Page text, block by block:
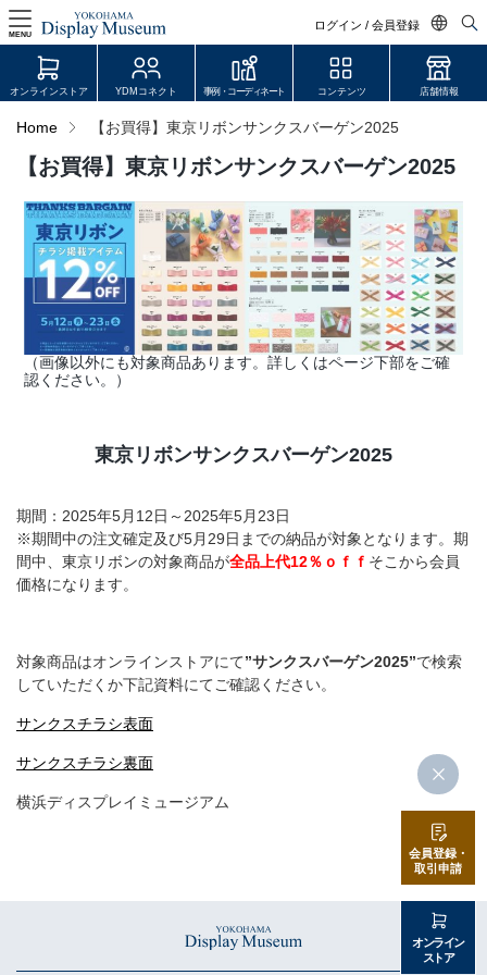
ログイン / 会員登録
日本語
MENU
ログイン・会員登録
オンラインストア
YDM Connect
会員登録・取引申請
JDCA(ディスプレイスクール)
店舗情報・営業日
会社情報
お問い合わせ
プライバシーポリシー
オンラインストア YDMコネクト 事例・コーディネート コンテンツ 店舗情報
Home 【お買得】東京リボンサンクスバーゲン2025
【お買得】東京リボンサンクスバーゲン2025
（画像以外にも対象商品あります。詳しくはページ下部をご確
認ください。）
東京リボンサンクスバーゲン2025
期間：2025年5月12日～2025年5月23日
※期間中の注文確定及び5月29日までの納品が対象となります。期
間中、東京リボンの対象商品が全品上代12％ｏｆｆ そこから会員
価格になります。
対象商品はオンラインストアにて”サンクスバーゲン2025”で検索
していただくか下記資料にてご確認ください。
サンクスチラシ表面
サンクスチラシ裏面
横浜ディスプレイミュージアム
会員登録・
取引申請
オンライン
ストア